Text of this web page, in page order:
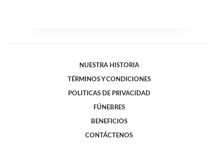
NUESTRA HISTORIA
TÉRMINOS Y CONDICIONES
POLITICAS DE PRIVACIDAD
FÚNEBRES
BENEFICIOS
CONTÁCTENOS